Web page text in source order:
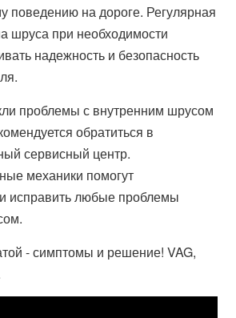
поведению на дороге. Регулярная
шруса при необходимости
надежность и безопасность
проблемы с внутренним шрусом
обратиться в
сервисный центр.
механики помогут
исправить любые проблемы
- симптомы и решение! VAG,